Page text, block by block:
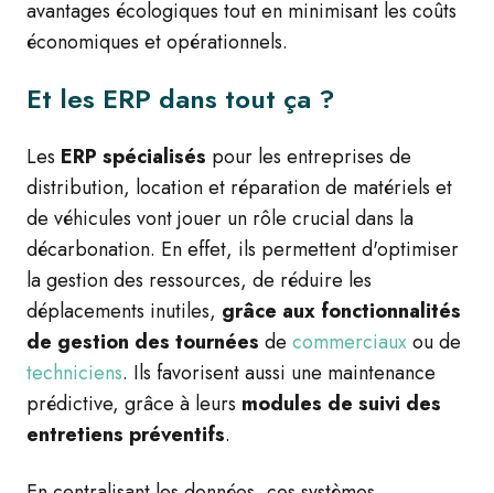
avantages écologiques tout en minimisant les coûts
économiques et opérationnels.
Et les ERP dans tout ça ?
Les ERP spécialisés pour les entreprises de
distribution, location et réparation de matériels et
de véhicules vont jouer un rôle crucial dans la
décarbonation. En effet, ils permettent d'optimiser
la gestion des ressources, de réduire les
déplacements inutiles, grâce aux fonctionnalités
de gestion des tournées de commerciauxou de
techniciens. Ils favorisent aussi une maintenance
prédictive, grâce à leurs modules de suivi des
entretiens préventifs.